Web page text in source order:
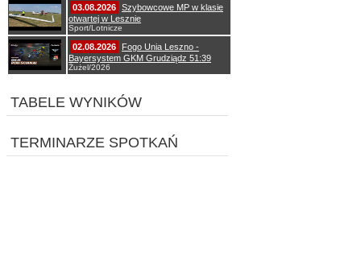
03.08.2026 Szybowcowe MP w klasie
otwartej w Lesznie
Sport/Lotnicze
02.08.2026
Fogo Unia Leszno -
Bayersystem GKM Grudziądz 51:39
Żużel/2026
TABELE WYNIKÓW
TERMINARZE SPOTKAŃ